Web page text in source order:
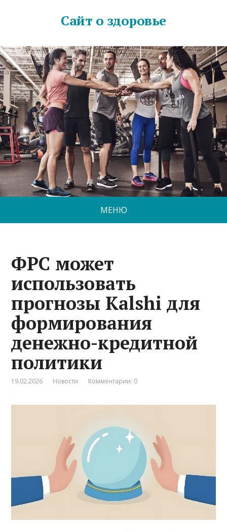
Сайт о здоровье
МЕНЮ
ФРС может
использовать
прогнозы Kalshi для
формирования
денежно-кредитной
политики
19.02.2026 Новости Комментарии: 0